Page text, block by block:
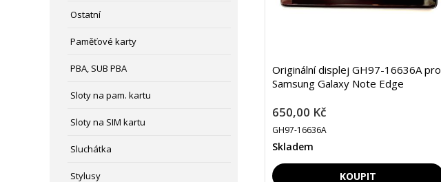
Ostatní
Paměťové karty
PBA, SUB PBA
Sloty na pam. kartu
Sloty na SIM kartu
Sluchátka
Stylusy
Originální displej GH97-16636A pro
Samsung Galaxy Note Edge
650,00 Kč
GH97-16636A
Skladem